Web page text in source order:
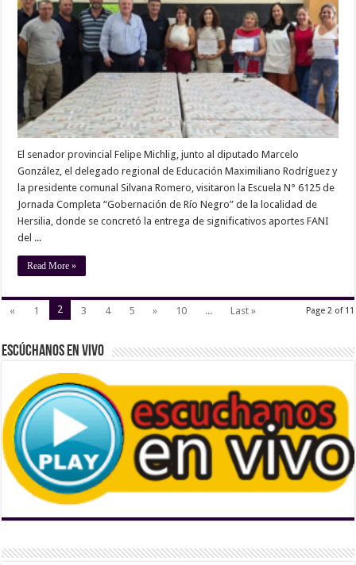
El senador provincial Felipe Michlig, junto al diputado Marcelo
González, el delegado regional de Educación Maximiliano Rodríguez y
la presidente comunal Silvana Romero, visitaron la Escuela N° 6125 de
Jornada Completa “Gobernación de Río Negro” de la localidad de
Hersilia, donde se concretó la entrega de significativos aportes FANI
del ...
Read More »
Page 2 of 11
« 1 2 3 4 5 » 10 ... Last »
Escúchanos En Vivo